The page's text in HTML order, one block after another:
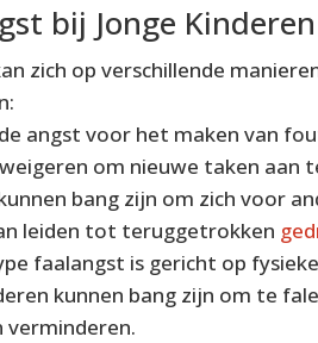
bij Jonge Kinderen
zich op verschillende
angst voor het maken van
om nieuwe taken aan
bang zijn om zich voor
leiden tot teruggetrokken
faalangst is gericht op
kunnen bang zijn om te
verminderen.